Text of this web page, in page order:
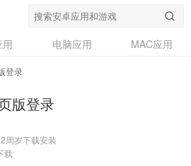
电脑应用
MAC应用
登录
版登录
周岁下载安装
载